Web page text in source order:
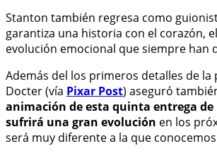
Stanton también regresa como
garantiza una historia con el corazón,
evolución emocional que siempre han
Además del los primeros detalles de la
Docter (vía Pixar Post) aseguró
animación de esta quinta entrega
sufrirá una gran evolución en los
será muy diferente a la que